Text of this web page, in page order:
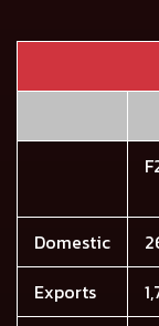
Domestic
Exports